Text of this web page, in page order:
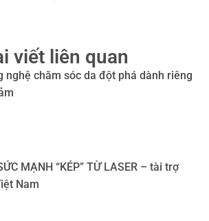
viết liên quan
nghệ chăm sóc da đột phá dành riêng
MẠNH “KÉP” TỪ LASER – tài trợ
Nam